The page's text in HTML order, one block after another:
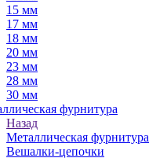
15 мм
17 мм
18 мм
20 мм
23 мм
28 мм
30 мм
фурнитура
Назад
Металлическая фурнитура
Вешалки-цепочки